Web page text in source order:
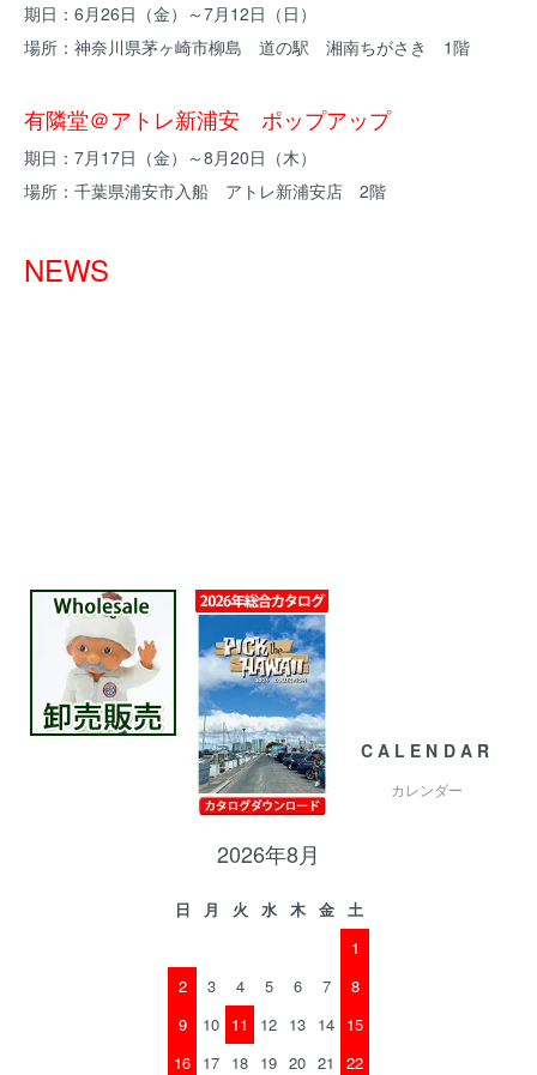
期日：6月26日（金）～7月12日（日）
場所：神奈川県茅ヶ崎市柳島 道の駅 湘南ちがさき 1階
有隣堂＠アトレ新浦安 ポップアップ
期日：7月17日（金）～8月20日（木）
場所：千葉県浦安市入船 アトレ新浦安店 2階
NEWS
CALENDAR
カレンダー
2026年8月
日 月 火 水 木 金
土
1
2
3 4 5 6 7
8
9
10 11 12 13 14 15
16 17 18 19 20 21
22